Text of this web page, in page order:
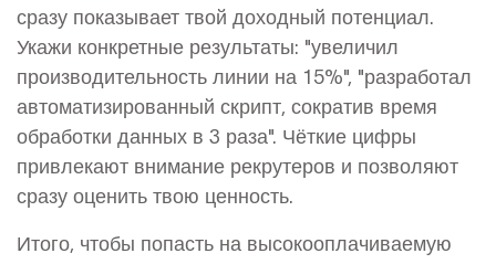
сразу показывает твой доходный потенциал.
Укажи конкретные результаты: "увеличил
производительность линии на 15%", "разработал
автоматизированный скрипт, сократив время
обработки данных в 3 раза". Чёткие цифры
привлекают внимание рекрутеров и позволяют
сразу оценить твою ценность.
Итого, чтобы попасть на высокооплачиваемую